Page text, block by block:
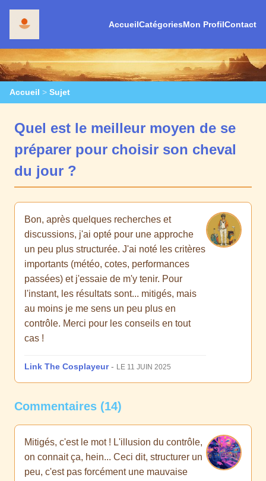
AccueilCatégoriesMon ProfilContact
Accueil > Sujet
Quel est le meilleur moyen de se
préparer pour choisir son cheval
du jour ?
Bon, après quelques recherches et
discussions, j'ai opté pour une approche
un peu plus structurée. J'ai noté les critères
importants (météo, cotes, performances
passées) et j'essaie de m'y tenir. Pour
l'instant, les résultats sont... mitigés, mais
au moins je me sens un peu plus en
contrôle. Merci pour les conseils en tout
cas !
Link The Cosplayeur- LE 11 JUIN 2025
Commentaires (14)
Mitigés, c'est le mot ! L'illusion du contrôle,
on connait ça, hein... Ceci dit, structurer un
peu, c'est pas forcément une mauvaise